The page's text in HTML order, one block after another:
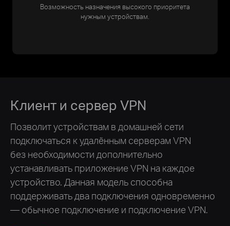
Возможность назначения высокого приоритета
нужным устройствам.
Клиент и сервер VPN
Позволит устройствам в домашней сети
подключаться к удалённым серверам VPN
без необходимости дополнительно
устанавливать приложение VPN на каждое
устройство. Данная модель способна
поддерживать два подключения одновременно
— обычное подключение и подключение VPN.